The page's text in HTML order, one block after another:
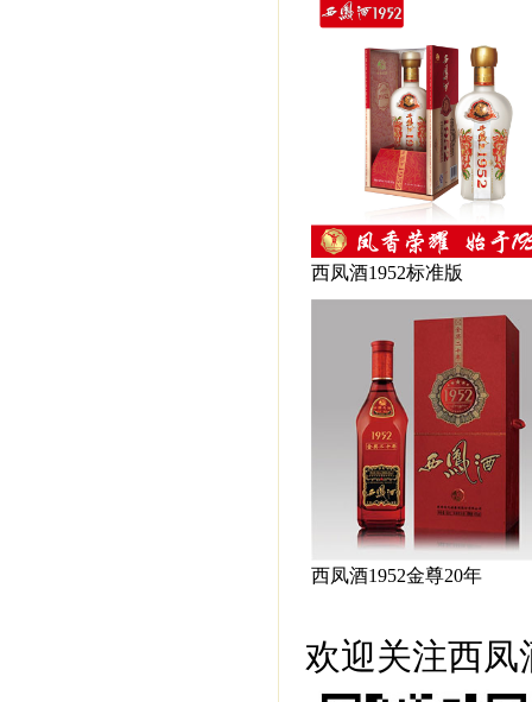
西凤酒1952标准版
西凤酒1952金尊20年
欢迎关注西凤